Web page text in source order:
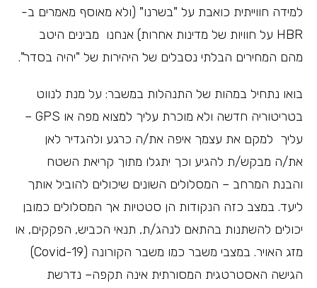
למידה חווייתית כואבת על "בשרנו" (ולא מאוסף מאמרים ב-
HBR על חוויות של מדינות אחרות) אנחנו מבינים היטב
מהם המחירים הבלתי נסבלים של היהירות של "יהיה בסדר".
בואו נתחיל במהות של התנהלות במשבר: על מנת לנווט
בטריטוריה חדשה ולא מוכרת עליך למצוא מפה או GPS –
עליך למקם את עצמך איפה את/ה כרגע ולהגדיר לאן
את/ה מבקש/ת להגיע וכך יתגלו מתוך קריאת השטח
והבנת המרחב – המסלולים השונים שיכולים להוביל אותך
ליעד. במצב כזה הנקודות הן סטטיות אך המסלולים כמובן
יכולים להשתנות בהתאם לנהג/ת, תנאי הכביש, הפקקים, או
מזג האויר. במצבי משבר כמו משבר הקורונה (Covid-19)
הגישה האסטרטגית המסורתית אינה תקפה– נדרשת